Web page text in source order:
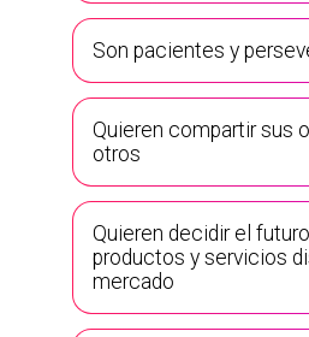
Son pacientes y
Quieren compartir sus
otros
Quieren decidir el
productos y servicios
mercado